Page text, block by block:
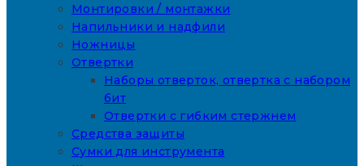
Монтировки / монтажки
Напильники и надфили
Ножницы
Отвертки
Наборы отверток, отвертка с набором
бит
Отвертки с гибким стержнем
Средства защиты
Сумки для инструмента